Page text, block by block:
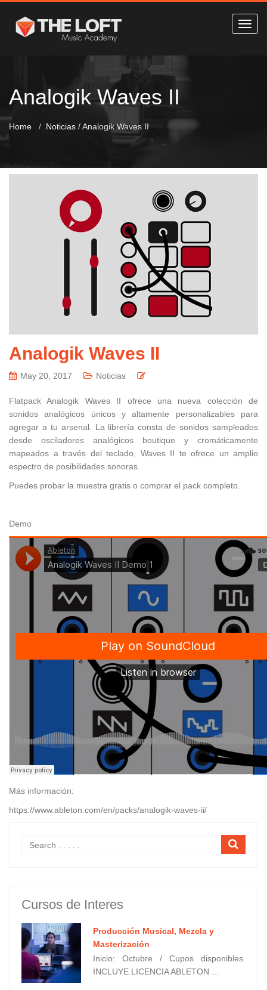
Analogik Waves II
Home Noticias /Analogik Waves II
Analogik Waves II
May 20, 2017 Noticias
Flatpack Analogik Waves II ofrece una nueva colección de
sonidos analógicos únicos y altamente personalizables para
agregar a tu arsenal. La librería consta de sonidos sampleados
desde osciladores analógicos boutique y cromáticamente
mapeados a través del teclado, Waves II te ofrece un amplio
espectro de posibilidades sonoras.
Puedes probar la muestra gratis o comprar el pack completo.
Demo
Más información:
https://www.ableton.com/en/packs/analogik-waves-ii/
Cursos de Interes
Producción Musical, Mezcla y
Masterización
Inicio: Octubre / Cupos disponibles.
INCLUYE LICENCIA ABLETON ...